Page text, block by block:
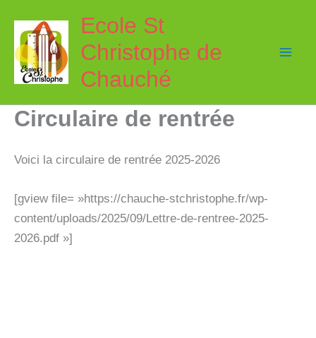
contenu
Ecole St
Christophe de
Chauché
Circulaire de rentrée
Voici la circulaire de rentrée 2025-2026
[gview file= »https://chauche-stchristophe.fr/wp-
content/uploads/2025/09/Lettre-de-rentree-2025-
2026.pdf »]